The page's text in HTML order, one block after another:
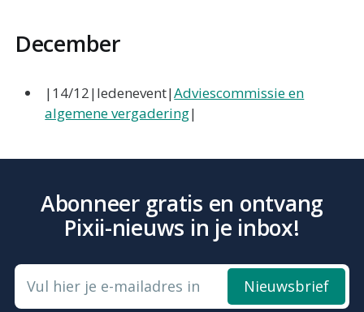
December
|14/12|ledenevent|Adviescommissie en
algemene vergadering|
Abonneer gratis en ontvang
Pixii-nieuws in je inbox!
Vul hier je e-mailadres in Nieuwsbrief